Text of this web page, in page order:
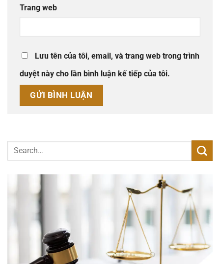
Trang web
Lưu tên của tôi, email, và trang web trong trình
duyệt này cho lần bình luận kế tiếp của tôi.